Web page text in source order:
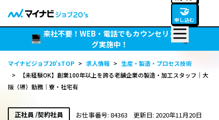
🤝
申し込む
来社不要！WEB・電話でもカウンセリン
グ実施中！
マイナビジョブ20’sTOP > 求人情報 > 生産・製造・プロセス技術
>
【未経験OK】創業100年以上を誇る老舗企業の製造・加工スタッフ｜大
阪（堺）勤務｜寮・社宅有
正社員 /契約社員 お仕事番号: 84363 更新日: 2020年11月20日